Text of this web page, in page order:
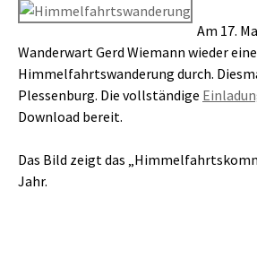
Am 17.
Wanderwart Gerd Wiemann wieder eine
Himmelfahrtswanderung durch.
Plessenburg. Die vollständige
Download bereit.
Das Bild zeigt das
Jahr.